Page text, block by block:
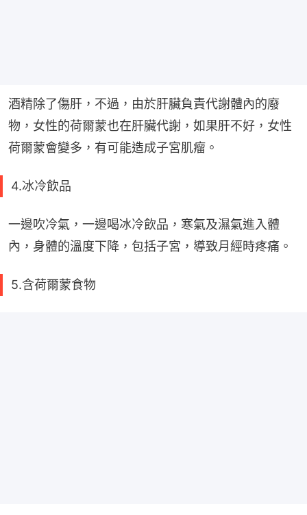
酒精除了傷肝，不過，由於肝臟負責代謝體內的廢
物，女性的荷爾蒙也在肝臟代謝，如果肝不好，女性
荷爾蒙會變多，有可能造成子宮肌瘤。
4.冰冷飲品
一邊吹冷氣，一邊喝冰冷飲品，寒氣及濕氣進入體
內，身體的溫度下降，包括子宮，導致月經時疼痛。
5.含荷爾蒙食物